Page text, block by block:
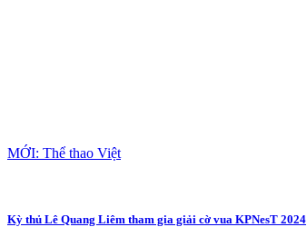
MỚI: Thể thao Việt
Kỳ thủ Lê Quang Liêm tham gia giải cờ vua KPNesT 2024